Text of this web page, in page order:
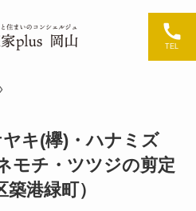
TEL
キ(欅)・ハナミズ
モチ・ツツジの剪定
築港緑町）